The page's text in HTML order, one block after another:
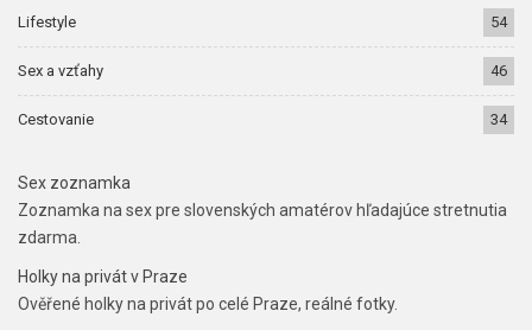
Lifestyle 54
Sex a vzťahy 46
Cestovanie 34
Sex zoznamka
Zoznamka na sex pre slovenských amatérov hľadajúce stretnutia
zdarma.
Holky na privát v Praze
Ověřené holky na privát po celé Praze, reálné fotky.